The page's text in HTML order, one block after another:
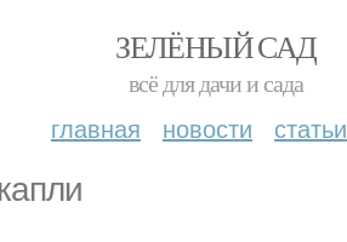
ЗЕЛЁНЫЙ САД
всё для дачи и сада
главная новости статьи